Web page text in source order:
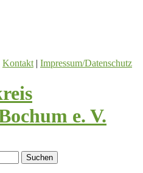
Kontakt| Impressum/Datenschutz